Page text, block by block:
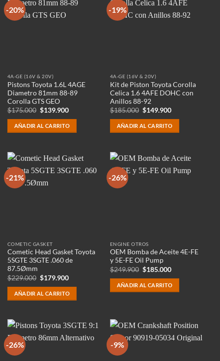
-20%
4A-GE (16V & 20V)
Pistons Toyota 1.6L 4AGE
Diametro 81mm 88-89
Corolla GTS GEO
$175.000 El
original
era:
$175.000.
$139.900El
actual
es:
$139.900.
AÑADIR AL CARRITO
-19%
4A-GE (16V & 20V)
Kit de Piston Toyota Corolla
Celica 1.6 4AFE DOHC con
Anillos 88-92
$185.000 El
original
era:
$185.000.
$149.900El
actual
es:
$149.900.
AÑADIR AL CARRITO
-21%
COMETIC GASKET
Cometic Head Gasket Toyota
5SGTE 3SGTE .060 de
87.5Ømm
$229.000 El
original
era:
$229.000.
$179.900El
actual
es:
$179.900.
AÑADIR AL CARRITO
-26%
ENGINE OTROS
OEM Bomba de Aceite 4E-FE
y 5E-FE Oil Pump
$249.900 El
original
era:
$249.900.
$185.000El
actual
es:
$185.000.
AÑADIR AL CARRITO
-26% -9%